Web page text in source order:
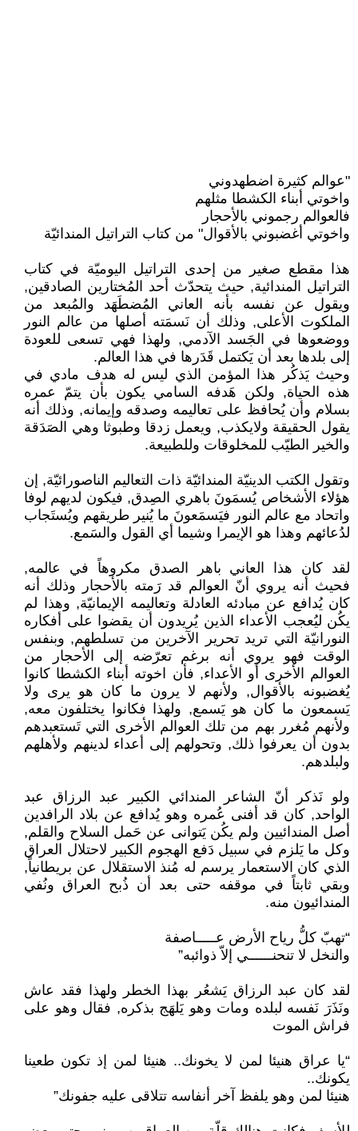
"عوالم كثيرة اضطهدوني
واخوتي أبناء الكشطا مثلهم
فالعوالم رجموني بالأحجار
واخوتي أغضبوني بالأقوال" من كتاب التراتيل المندائيّة
هذا مقطع صغير من إحدى التراتيل اليوميّة في كتاب
التراتيل المندائية, حيث يتحدّث أحد المُختارين الصادقين,
ويقول عن نفسه بأنه العاني المُضطَهَد والمُبعد من
الملكوت الأعلى, وذلك أن نَسمَته أصلها من عالم النور
ووضعوها في الجَسد الآدمي, ولهذا فهي تسعى للعودة
إلى بلدها بعد أن يَكتمل قَدَرها في هذا العالم.
وحيث يَذكُر هذا المؤمن الذي ليس له هدف مادي في
هذه الحياة, ولكن هَدفه السامي يكون بأن يتمّ عمره
بسلام وأن يُحافظ على تعاليمه وصدقه وإيمانه, وذلك أنه
يقول الحقيقة ولايكذب, ويعمل زدقا وطبوثا وهي الصَدَقة
والخير الطيّب للمخلوقات وللطبيعة.
وتقول الكتب الدينيّة المندائيّة ذات التعاليم الناصورائيّة, إن
هؤلاء الأشخاص يُسمَونَ باهري الصِدق, فيكون لديهم لوفا
واتحاد مع عالم النور فيَسمَعونَ ما يُنير طريقهم ويُستَجاب
لدُعائهم وهذا هو الإيمرا وشيما أي القول والسَمع.
لقد كان هذا العاني باهر الصدق مكروهاً في عالمه,
فحيث أنه يروي أنّ العوالم قد رَمته بالأحجار وذلك أنه
كان يُدافع عن مبادئه العادلة وتعاليمه الإيمانيّة, وهذا لم
يكُن ليُعجب الأعداء الذين يُريدون أن يقضوا على أفكاره
النورانيّة التي تريد تحرير الآخرين من تسلطهم, وبنفس
الوقت فهو يروي أنه برغم تعرّضه إلى الأحجار من
العوالم الأخرى أو الأعداء, فأن اخوته أبناء الكشطا كانوا
يُغضبونه بالأقوال, ولأنهم لا يرون ما كان هو يرى ولا
يَسمعون ما كان هو يَسمع, ولهذا فكانوا يختلفون معه,
ولأنهم مُغرر بهم من تلك العوالم الأخرى التي تَستعبدهم
بدون أن يعرفوا ذلك, وتحولهم إلى أعداء لدينهم ولأهلهم
ولبلدهم.
ولو نَذكر أنّ الشاعر المندائي الكبير عبد الرزاق عبد
الواحد, كان قد أفنى عُمره وهو يُدافع عن بلاد الرافدين
أصل المندائيين ولم يكُن يَتوانى عن حَمل السلاح والقلم,
وكل ما يَلزم في سبيل دَفع الهجوم الكبير لاحتلال العراق
الذي كان الاستعمار يرسم له مُنذ الاستقلال عن بريطانياً,
وبقي ثابتاً في موقفه حتى بعد أن ذُبح العراق ونُفي
المندائيون منه.
“تهبّ كلُّ رياح الأرض عـــــاصفة
والنخل لا تنحنــــــي إلاّ ذوائبه”
لقد كان عبد الرزاق يَشعُر بهذا الخطر ولهذا فقد عاش
ونَذَرَ نَفسه لبلده ومات وهو يَلهَج بذكره, فقال وهو على
فراش الموت
“يا عراق هنيئا لمن لا يخونك.. هنيئا لمن إذ تكون طعينا
يكونك..
هنيئا لمن وهو يلفظ آخر أنفاسه تتلاقى عليه جفونك”